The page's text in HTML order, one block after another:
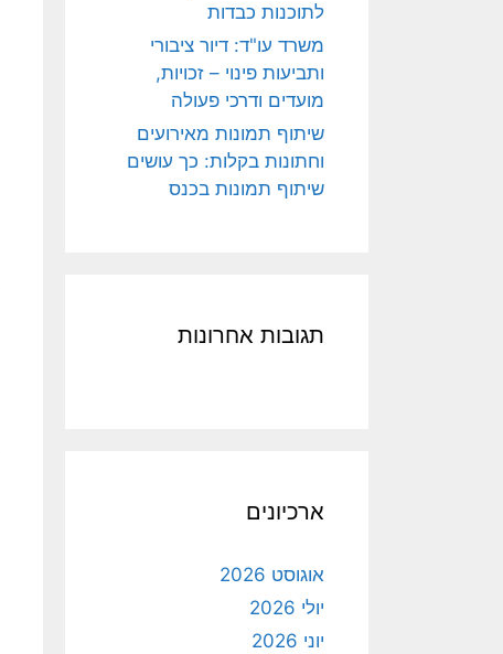
לתוכנות כבדות
משרד עו"ד: דיור ציבורי
ותביעות פינוי – זכויות,
מועדים ודרכי פעולה
שיתוף תמונות מאירועים
וחתונות בקלות: כך עושים
שיתוף תמונות בכנס
תגובות אחרונות
ארכיונים
אוגוסט 2026
יולי 2026
יוני 2026